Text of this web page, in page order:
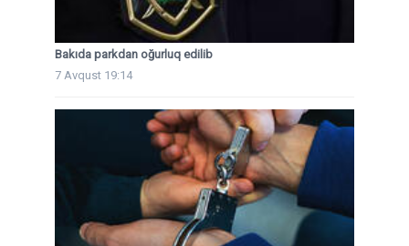
Bakıda parkdan oğurluq edilib
7 Avqust 19:14